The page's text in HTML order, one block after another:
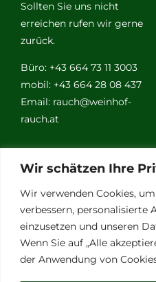
Wir schätzen Ihre
Wir verwenden Cookies,
verbessern, personalisierte
einzusetzen und unseren
Wenn Sie auf „Alle
der Anwendung von
Sollten Sie uns nicht
erreichen rufen wir gerne
zurück.
Büro: +43 664 73 11 3003
mobil: +43 664 28 08 437
Email: rauch@weinhof-
rauch.at
Vino Vitalis
Ottersbachtal